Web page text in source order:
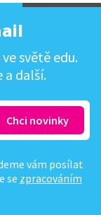
světě edu.
a další.
vám posílat
se zpracováním